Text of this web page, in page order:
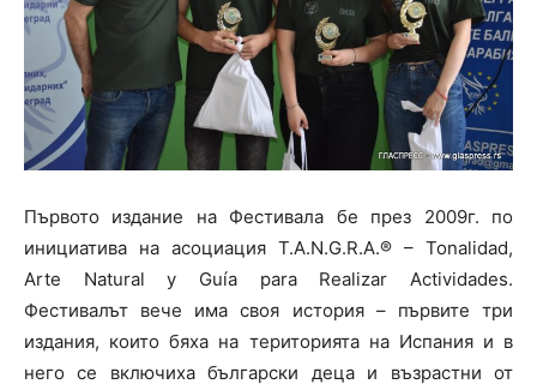
Първото издание на Фестивала бе през 2009г. по
инициатива на асоциация T.A.N.G.R.A.® – Tonalidad,
Arte Natural y Guía para Realizar Actividades.
Фестивалът вече има своя история – първите три
издания, които бяха на територията на Испания и в
него се включиха български деца и възрастни от